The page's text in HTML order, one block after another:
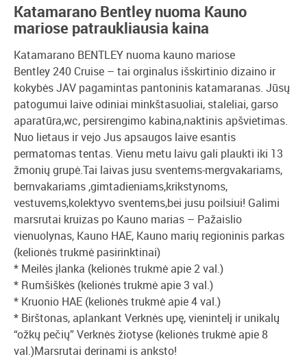
Katamarano Bentley nuoma Kauno
mariose patraukliausia kaina
Katamarano BENTLEY nuoma kauno mariose
Bentley 240 Cruise – tai orginalus išskirtinio dizaino ir
kokybės JAV pagamintas pantoninis katamaranas. Jūsų
patogumui laive odiniai minkštasuoliai, staleliai, garso
aparatūra,wc, persirengimo kabina,naktinis apšvietimas.
Nuo lietaus ir vejo Jus apsaugos laive esantis
permatomas tentas. Vienu metu laivu gali plaukti iki 13
žmonių grupė.Tai laivas jusu sventems-mergvakariams,
bernvakariams ,gimtadieniams,krikstynoms,
vestuvems,kolektyvo sventems,bei jusu poilsiui! Galimi
marsrutai kruizas po Kauno marias – Pažaislio
vienuolynas, Kauno HAE, Kauno marių regioninis parkas
(kelionės trukmė pasirinktinai)
* Meilės įlanka (kelionės trukmė apie 2 val.)
* Rumšiškės (kelionės trukmė apie 3 val.)
* Kruonio HAE (kelionės trukmė apie 4 val.)
* Birštonas, aplankant Verknės upę, vienintelį ir unikalų
“ožkų pečių” Verknės žiotyse (kelionės trukmė apie 8
val.)Marsrutai derinami is anksto!